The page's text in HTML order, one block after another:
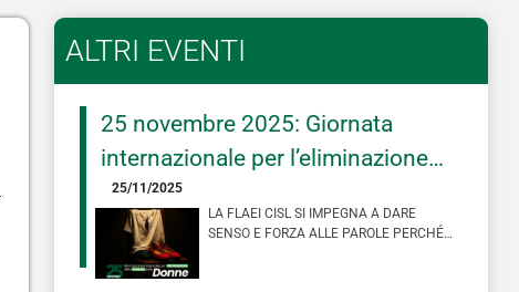
ALTRI EVENTI
25 novembre 2025: Giornata
internazionale per l’eliminazione
della violenza contro le donne.
25/11/2025
LA FLAEI CISL SI IMPEGNA A DARE
SENSO E FORZA ALLE PAROLE PERCHÉ